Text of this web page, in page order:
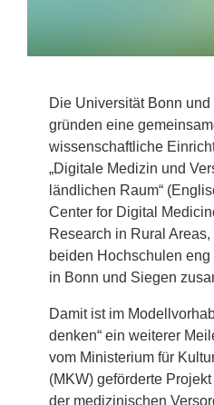
Die Universität Bonn
gründen eine
wissenschaftliche
„Digitale Medizin und
ländlichen Raum“
Center for Digital
Research in Rural
beiden Hochschulen
in Bonn und Siegen
Damit ist im
denken“ ein weiterer
vom Ministerium für
(MKW) geförderte
der medizinischen